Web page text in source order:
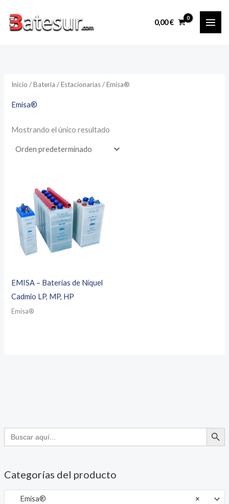
contenido
0,00€
Buscar: BOTÓN DE
Categorías del producto
×
Emisa®
Inicio /Batería /Estacionarias/ Emisa®
Emisa®
Mostrando el único resultado
EMISA – Baterías de Níquel
Cadmio LP, MP, HP
Emisa®